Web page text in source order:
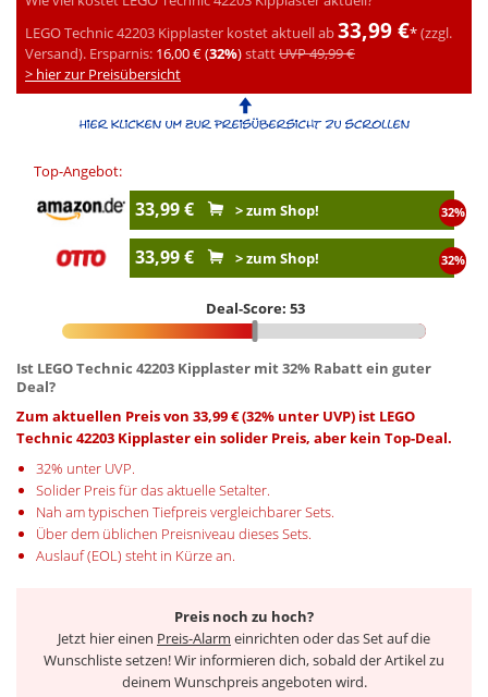
LEGO Technic 42203 Kipplaster kostet aktuell ab33,99 €*(zzgl.
Versand). Ersparnis: 16,00 € (32%)stattUVP 49,99 €
> hier zur Preisübersicht
Top-Angebot:
33,99 € 32%
> zum Shop!
33,99 € 32%
> zum Shop!
Deal-Score: 53
Ist LEGO Technic 42203 Kipplaster mit 32% Rabatt ein guter
Deal?
Zum aktuellen Preis von 33,99 € (32% unter UVP) ist LEGO
Technic 42203 Kipplaster ein solider Preis, aber kein Top-Deal.
32% unter UVP.
Solider Preis für das aktuelle Setalter.
Nah am typischen Tiefpreis vergleichbarer Sets.
Über dem üblichen Preisniveau dieses Sets.
Auslauf (EOL) steht in Kürze an.
Preis noch zu hoch?
Jetzt hier einen Preis-Alarm einrichten oder das Set auf die
Wunschliste setzen! Wir informieren dich, sobald der Artikel zu
deinem Wunschpreis angeboten wird.